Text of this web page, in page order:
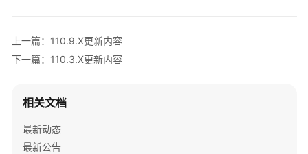
南
会
室
用
上一篇：110.9.X更新内容
下一篇：110.3.X更新内容
相关文档
最新动态
最新公告